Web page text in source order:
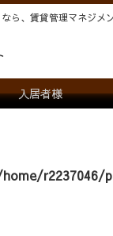
ら、賃貸管理マネジメ
入居者様
r2237046/